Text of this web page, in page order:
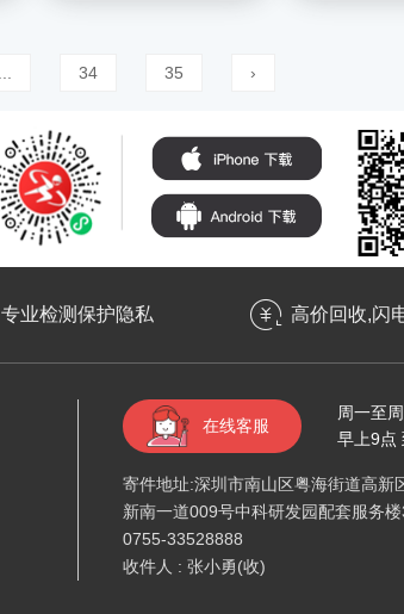
34 35 ›
专业检测保护隐私 高价回收,闪
在线客服
周一至
早上9点
寄件地址:深圳市南山区粤海街道高新
新南一道009号中科研发园配套服务楼
0755-33528888
收件人 : 张小勇(收)